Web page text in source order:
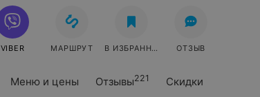
Меню и цены Отзывы221 Скидки
VIBER МАРШРУТ В ИЗБРАННОЕ ОТЗЫВ